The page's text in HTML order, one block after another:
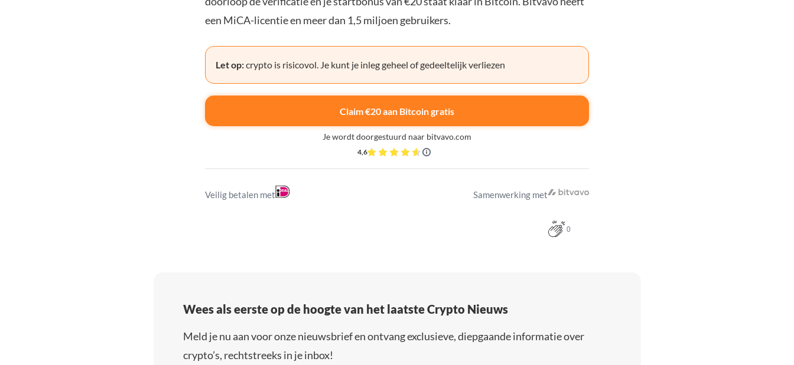
een MiCA-licentie en meer dan 1,5 miljoen gebruikers.
Let op:crypto is risicovol. Je kunt je inleg geheel of gedeeltelijk verliezen
Claim €20 aan Bitcoin gratis
Je wordt doorgestuurd naar bitvavo.com
4,6
Veilig betalen met Samenwerking met
0
Wees als eerste op de hoogte van het laatste Crypto Nieuws
Meld je nu aan voor onze nieuwsbrief en ontvang exclusieve, diepgaande informatie over
crypto’s, rechtstreeks in je inbox!